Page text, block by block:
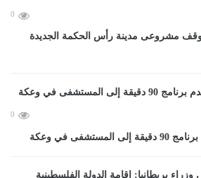
0
مشروعى مدينة رأس الحكمة الجديدة
0
في وعكة